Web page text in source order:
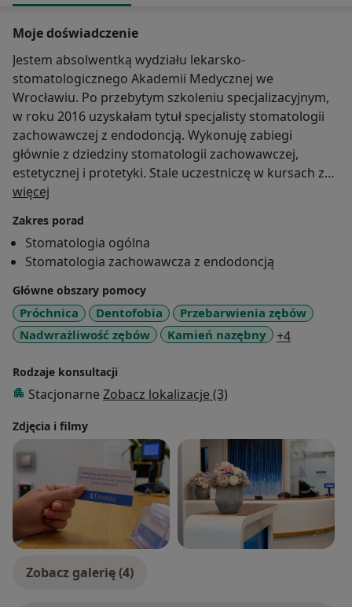
Moje doświadczenie
Jestem absolwentką wydziału lekarsko-
stomatologicznego Akademii Medycznej we
Wrocławiu. Po przebytym szkoleniu specjalizacyjnym,
w roku 2016 uzyskałam tytuł specjalisty stomatologii
zachowawczej z endodoncją. Wykonuję zabiegi
głównie z dziedziny stomatologii zachowawczej,
estetycznej i protetyki. Stale uczestniczę w kursach z
zakresu stomatologii estetycznej oraz z komunikacji z
Dbam o zdrowe uśmiechy moich pacjentów. Uważam,
że najważniejsze jest kompleksowe podejście do
leczenia oraz zapewnienie pacjentom komfortu
podczas wizyty.
Wykonuje zabiegi z zakresu stomatologii
zachowawczej, stomatologii estetycznej, protetyki,
stomatologii dziecięcej oraz profilaktyki.
więcej
Zakres porad
Stomatologia ogólna
Stomatologia zachowawcza z endodoncją
Główne obszary pomocy
Próchnica Dentofobia
Przebarwienia zębów
Nadwrażliwość zębów
Kamień nazębny +4
Rodzaje konsultacji
Stacjonarne Zobacz lokalizacje (3)
Zdjęcia i filmy
Zobacz galerię (4)